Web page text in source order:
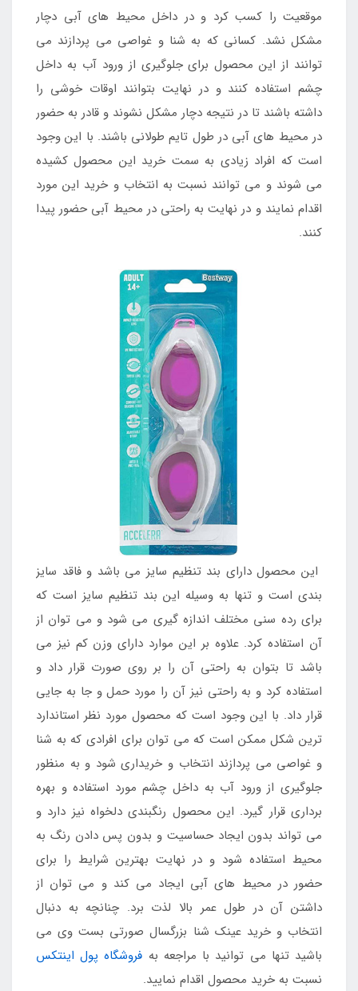
موقعیت را کسب کرد و در داخل محیط های آبی دچار
مشکل نشد. کسانی که به شنا و غواصی می پردازند می
توانند از این محصول برای جلوگیری از ورود آب به داخل
چشم استفاده کنند و در نهایت بتوانند اوقات خوشی را
داشته باشند تا در نتیجه دچار مشکل نشوند و قادر به حضور
در محیط های آبی در طول تایم طولانی باشند. با این وجود
است که افراد زیادی به سمت خرید این محصول کشیده
می شوند و می توانند نسبت به انتخاب و خرید این مورد
اقدام نمایند و در نهایت به راحتی در محیط آبی حضور پیدا
کنند.
این محصول دارای بند تنظیم سایز می باشد و فاقد سایز
بندی است و تنها به وسیله این بند تنظیم سایز است که
برای رده سنی مختلف اندازه گیری می شود و می توان از
آن استفاده کرد. علاوه بر این موارد دارای وزن کم نیز می
باشد تا بتوان به راحتی آن را بر روی صورت قرار داد و
استفاده کرد و به راحتی نیز آن را مورد حمل و جا به جایی
قرار داد. با این وجود است که محصول مورد نظر استاندارد
ترین شکل ممکن است که می توان برای افرادی که به شنا
و غواصی می پردازند انتخاب و خریداری شود و به منظور
جلوگیری از ورود آب به داخل چشم مورد استفاده و بهره
برداری قرار گیرد. این محصول رنگبندی دلخواه نیز دارد و
می تواند بدون ایجاد حساسیت و بدون پس دادن رنگ به
محیط استفاده شود و در نهایت بهترین شرایط را برای
حضور در محیط های آبی ایجاد می کند و می توان از
داشتن آن در طول عمر بالا لذت برد. چنانچه به دنبال
انتخاب و خرید عینک شنا بزرگسال صورتی بست وی می
باشید تنها می توانید با مراجعه به فروشگاه پول اینتکس
نسبت به خرید محصول اقدام نمایید.